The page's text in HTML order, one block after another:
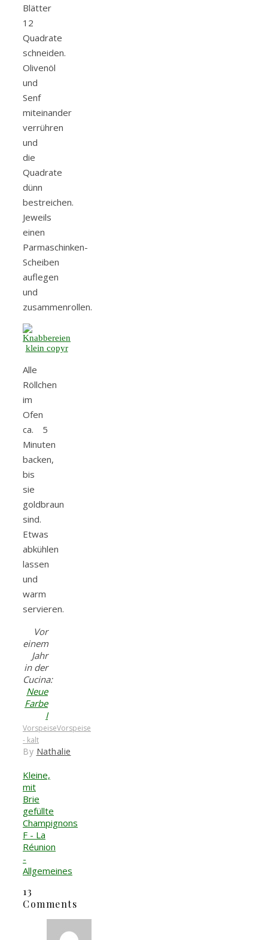
Blätter
12
Quadrate
schneiden.
Olivenöl
und
Senf
miteinander
verrühren
und
die
Quadrate
dünn
bestreichen.
Jeweils
einen
Parmaschinken-
Scheiben
auflegen
und
zusammenrollen.
Alle
Röllchen
im
Ofen
ca. 5
Minuten
backen,
bis
sie
goldbraun
sind.
Etwas
abkühlen
lassen
und
warm
servieren.
Vor
einem
Jahr
in der
Cucina:
Neue
Farbe
I
VorspeiseVorspeise
- kalt
By Nathalie
Kleine,
mit
Brie
gefüllte
Champignons
F - La
Réunion
-
Allgemeines
13
Comments